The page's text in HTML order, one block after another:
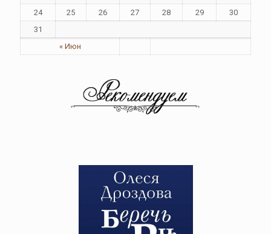
« Июн
24 25 26 27 28 29
30
31